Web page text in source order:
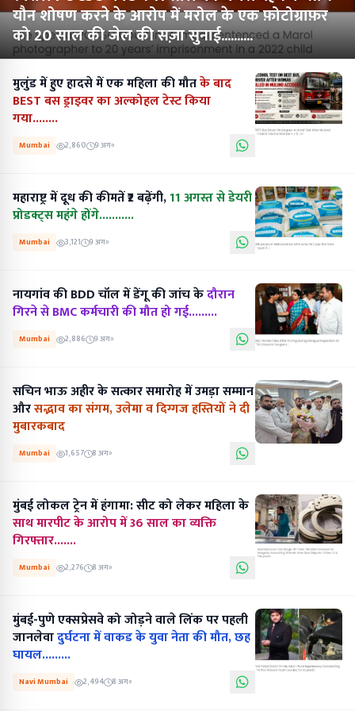
यौन शोषण करने के आरोप में मरोल के एक फ़ोटोग्राफ़र
को 20 साल की जेल की सज़ा सुनाई..........
मुलुंड में हुए हादसे में एक महिला की मौतके बाद
BEST बस ड्राइवर का अल्कोहल टेस्ट किया
गया........
Mumbai 2,860 9 अग॰
महाराष्ट्र में दूध की कीमतें ₹2 बढ़ेंगी,11 अगस्त से डेयरी
प्रोडक्ट्स महंगे होंगे...........
Mumbai 3,121 9 अग॰
नायगांव की BDD चॉल में डेंगू की जांच केदौरान
गिरने से BMC कर्मचारी की मौत हो गई.........
Mumbai 2,886 9 अग॰
सचिन भाऊ अहीर के सत्कार समारोह में उमड़ा सम्मान
औरसद्भाव का संगम, उलेमा व दिग्गज हस्तियों ने दी
मुबारकबाद
Mumbai 1,657 8 अग॰
मुंबई लोकल ट्रेन में हंगामा: सीट को लेकर महिला के
साथ मारपीट के आरोप में 36 साल का व्यक्ति
गिरफ्तार.......
Mumbai 2,276 8 अग॰
मुंबई-पुणे एक्सप्रेसवे को जोड़ने वाले लिंक पर पहली
जानलेवादुर्घटना में वाकड के युवा नेता की मौत, छह
घायल.........
Navi Mumbai 2,494 8 अग॰